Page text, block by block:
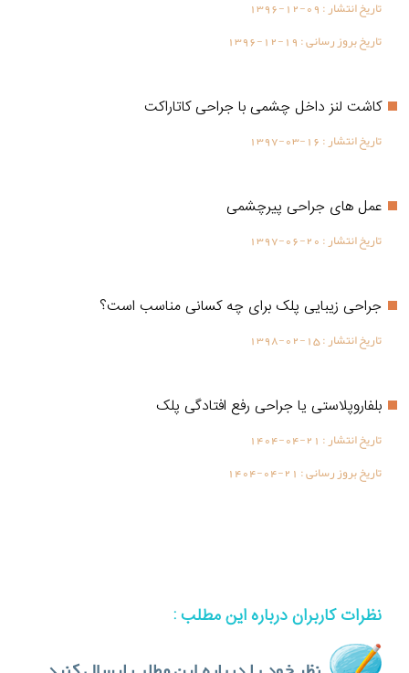
تاریخ انتشار :1396-12-09
تاریخ بروز رسانی :1396-12-19
كاشت لنز داخل چشمی با جراحی کاتاراکت
تاریخ انتشار :1397-03-16
عمل های جراحی پیرچشمی
تاریخ انتشار :1397-06-20
جراحی زیبایی پلک برای چه کسانی مناسب است؟
تاریخ انتشار :1398-02-15
بلفاروپلاستی یا جراحی رفع افتادگی پلک
تاریخ انتشار : 1404-04-21
تاریخ بروز رسانی : 1404-04-21
نظرات کاربران درباره این مطلب :